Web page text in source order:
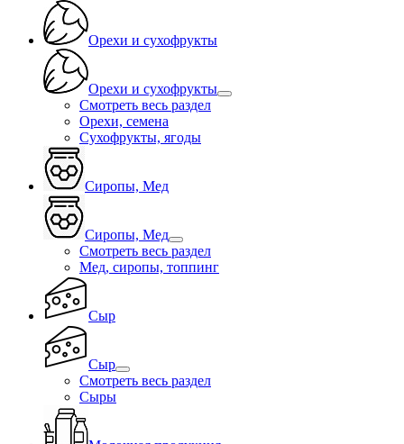
Орехи и сухофрукты
Орехи и сухофрукты
Смотреть весь раздел
Орехи, семена
Сухофрукты, ягоды
Сиропы, Мед
Сиропы, Мед
Смотреть весь раздел
Мед, сиропы, топпинг
Сыр
Сыр
Смотреть весь раздел
Сыры